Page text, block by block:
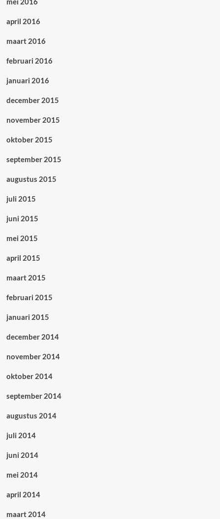
april 2016
maart 2016
februari 2016
januari 2016
december 2015
november 2015
oktober 2015
september 2015
augustus 2015
juli 2015
juni 2015
mei 2015
april 2015
maart 2015
februari 2015
januari 2015
december 2014
november 2014
oktober 2014
september 2014
augustus 2014
juli 2014
juni 2014
mei 2014
april 2014
maart 2014